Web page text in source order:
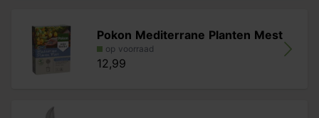
Pokon Mediterrane Planten Mest
op voorraad
12,99